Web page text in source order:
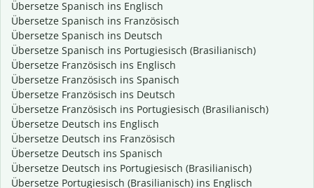
Übersetze Spanisch ins Englisch
Übersetze Spanisch ins Französisch
Übersetze Spanisch ins Deutsch
Übersetze Spanisch ins Portugiesisch (Brasilianisch)
Übersetze Französisch ins Englisch
Übersetze Französisch ins Spanisch
Übersetze Französisch ins Deutsch
Übersetze Französisch ins Portugiesisch (Brasilianisch)
Übersetze Deutsch ins Englisch
Übersetze Deutsch ins Französisch
Übersetze Deutsch ins Spanisch
Übersetze Deutsch ins Portugiesisch (Brasilianisch)
Übersetze Portugiesisch (Brasilianisch) ins Englisch